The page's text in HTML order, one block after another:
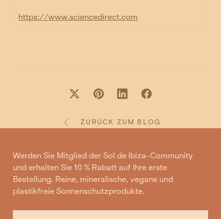
https://www.sciencedirect.com
ZURÜCK ZUM BLOG
Werden Sie Mitglied der Sol de Ibiza-Community
und erhalten Sie 10 % Rabatt auf Ihre erste
Bestellung. Reine, mineralische, vegane und
plastikfreie Sonnenschutzprodukte.